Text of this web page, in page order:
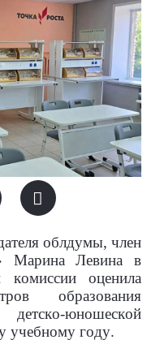
облдумы, член
Марина Левина в
комиссии оценила
образования
юношеской
учебному году.